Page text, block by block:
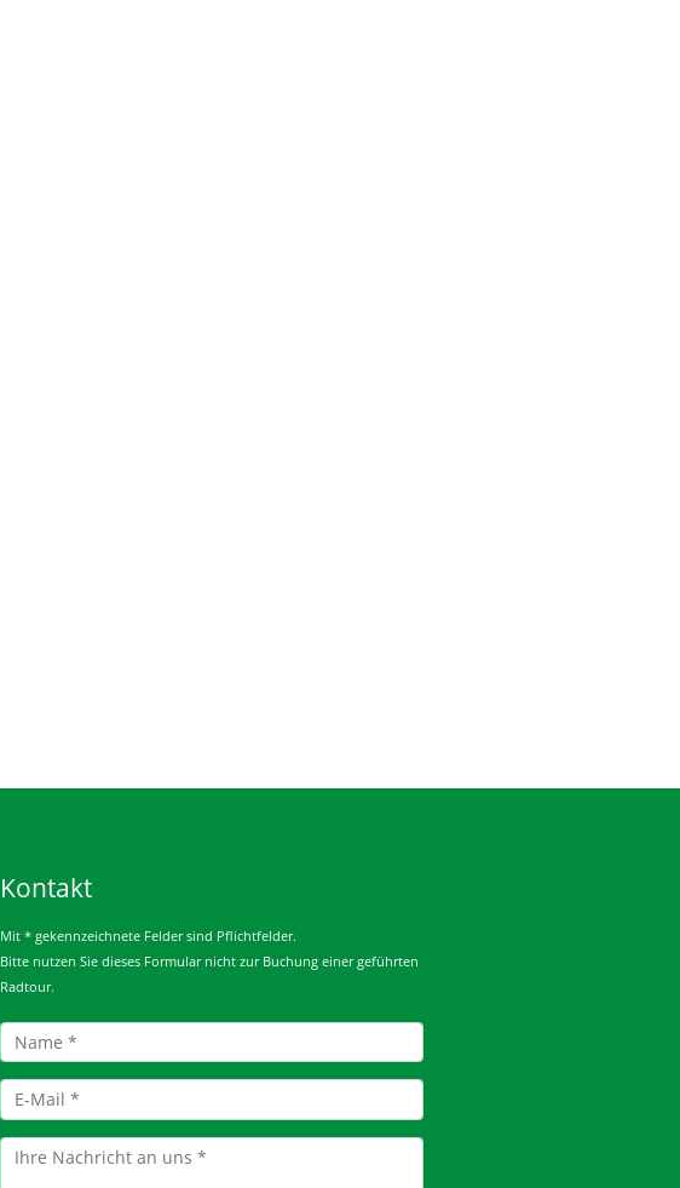
Kontakt
Mit * gekennzeichnete Felder sind Pflichtfelder.
Bitte nutzen Sie dieses Formular nicht zur Buchung einer geführten
Radtour.